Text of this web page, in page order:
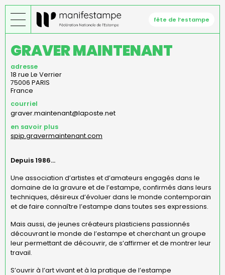
Aller
au
contenu
fête de l’estampe
GRAVER MAINTENANT
adresse
18 rue Le Verrier
75006 PARIS
France
courriel
graver.maintenant@laposte.net
en savoir plus
spip.gravermaintenant.com
Depuis 1986...
Une association d’artistes et d’amateurs engagés dans le
domaine de la gravure et de l’estampe, confirmés dans leurs
techniques, désireux d’évoluer dans le monde contemporain
et de faire connaître l’estampe dans toutes ses expressions.
Mais aussi, de jeunes créateurs plasticiens passionnés
découvrant le monde de l’estampe et cherchant un groupe
leur permettant de découvrir, de s’affirmer et de montrer leur
travail.
S’ouvrir à l’art vivant et à la pratique de l’estampe